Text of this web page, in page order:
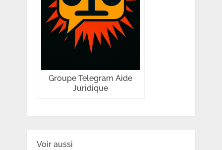
Groupe Telegram Aide
Juridique
Voir aussi